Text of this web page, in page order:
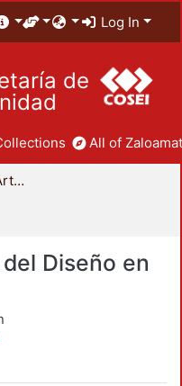
Log In
de
All of
División de Ciencias y Artes para el Diseño
Diseño en